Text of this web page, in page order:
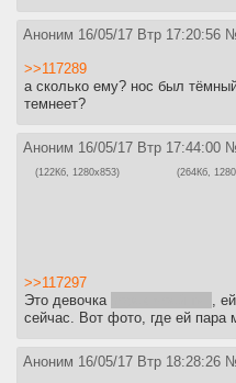
Аноним 16/05/17 Втр 17:20:56
>>117289
а сколько ему? нос был
темнеет?
Аноним 16/05/17 Втр 17:44:00
(122Кб, 1280x853) (264Кб,
>>117297
Это девочка
,
сейчас. Вот фото, где ей пара
Аноним 16/05/17 Втр 18:28:26